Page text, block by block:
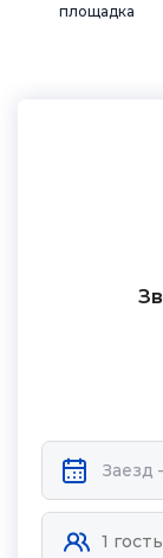
площадка